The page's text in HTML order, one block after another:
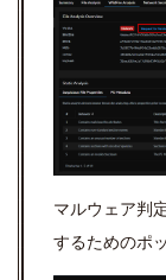
マルウェア判
するためのポ